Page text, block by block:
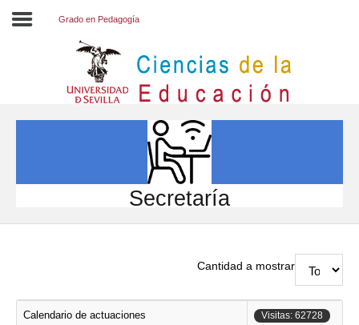
INVESTIGACIÓN
Grado en Pedagogía
Secretaría
Cantidad a mostrar
Calendario de actuaciones Visitas: 62728